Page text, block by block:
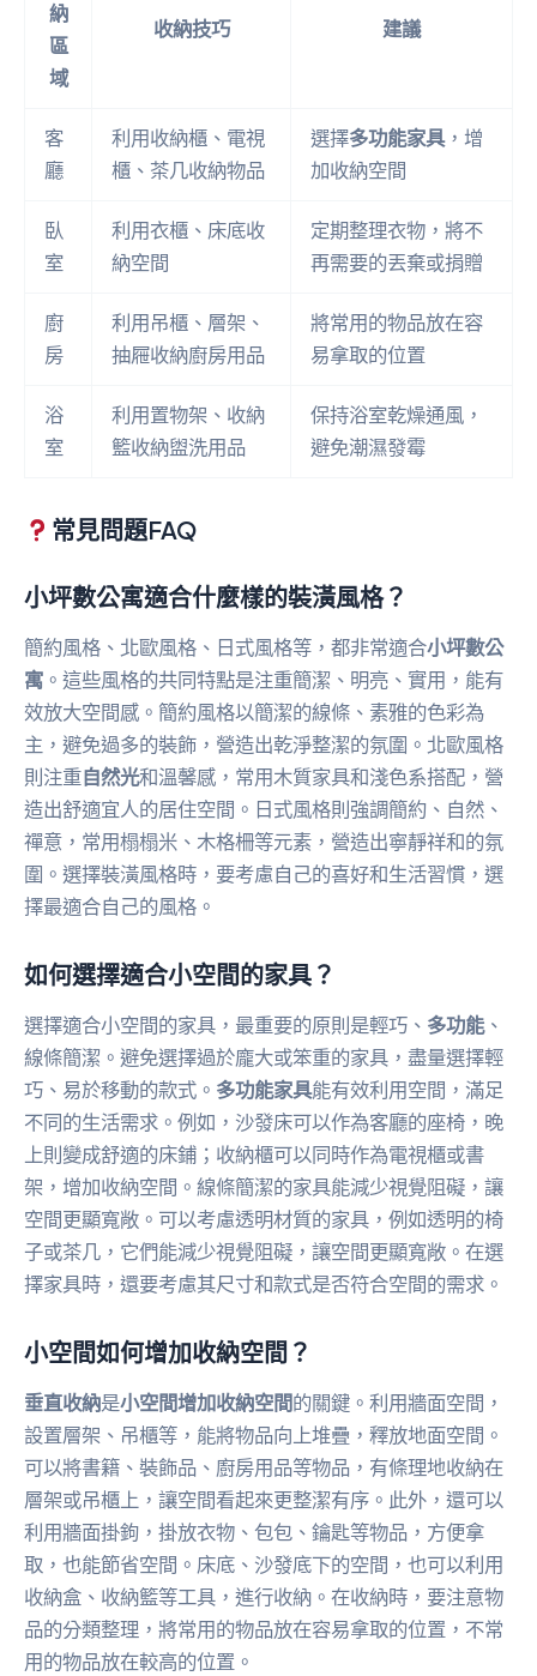
納
區
域
收納技巧 建議
客
廳
利用收納櫃、電視
櫃、茶几收納物品
選擇多功能家具，增
加收納空間
臥
室
利用衣櫃、床底收
納空間
定期整理衣物，將不
再需要的丟棄或捐贈
廚
房
利用吊櫃、層架、
抽屜收納廚房用品
將常用的物品放在容
易拿取的位置
浴
室
利用置物架、收納
籃收納盥洗用品
保持浴室乾燥通風，
避免潮濕發霉
常見問題FAQ
小坪數公寓適合什麼樣的裝潢風格？
簡約風格、北歐風格、日式風格等，都非常適合小坪數公
寓 。這些風格的共同特點是注重簡潔、明亮、實用，能有
效放大空間感。簡約風格以簡潔的線條、素雅的色彩為
主，避免過多的裝飾，營造出乾淨整潔的氛圍。北歐風格
則注重自然光和溫馨感，常用木質家具和淺色系搭配，營
造出舒適宜人的居住空間。日式風格則強調簡約、自然、
禪意，常用榻榻米、木格柵等元素，營造出寧靜祥和的氛
圍。選擇裝潢風格時，要考慮自己的喜好和生活習慣，選
擇最適合自己的風格。
如何選擇適合小空間的家具？
選擇適合小空間的家具，最重要的原則是輕巧、 多功能、
線條簡潔。避免選擇過於龐大或笨重的家具，盡量選擇輕
巧、易於移動的款式。 多功能家具能有效利用空間，滿足
不同的生活需求。例如，沙發床可以作為客廳的座椅，晚
上則變成舒適的床鋪；收納櫃可以同時作為電視櫃或書
架，增加收納空間。線條簡潔的家具能減少視覺阻礙，讓
空間更顯寬敞。可以考慮透明材質的家具，例如透明的椅
子或茶几，它們能減少視覺阻礙，讓空間更顯寬敞。在選
擇家具時，還要考慮其尺寸和款式是否符合空間的需求。
小空間如何增加收納空間？
垂直收納是小空間增加收納空間的關鍵。利用牆面空間，
設置層架、吊櫃等，能將物品向上堆疊，釋放地面空間。
可以將書籍、裝飾品、廚房用品等物品，有條理地收納在
層架或吊櫃上，讓空間看起來更整潔有序。此外，還可以
利用牆面掛鉤，掛放衣物、包包、鑰匙等物品，方便拿
取，也能節省空間。床底、沙發底下的空間，也可以利用
收納盒、收納籃等工具，進行收納。在收納時，要注意物
品的分類整理，將常用的物品放在容易拿取的位置，不常
用的物品放在較高的位置。